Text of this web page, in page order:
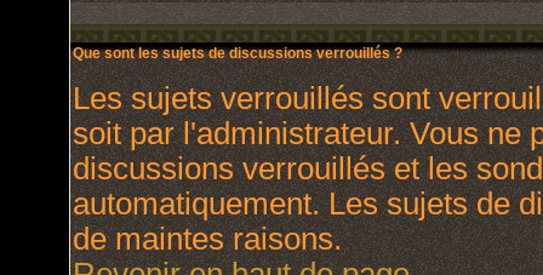
Que sont les sujets de discussions verrouillés ?
Les sujets verrouillés sont
soit par l'administrateur. Vous ne
discussions verrouillés et les
automatiquement. Les sujets de
de maintes raisons.